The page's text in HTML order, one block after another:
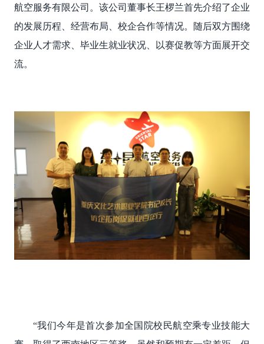
航空服务有限公司。该公司董事长王椤兰首先介绍了企业
的发展历程、经营布局、校企合作等情况。随后双方围绕
企业人才需求、毕业生就业状况、以赛促教等方面展开交
流。
“我们今年是首次参加全国院校民航空乘专业技能大